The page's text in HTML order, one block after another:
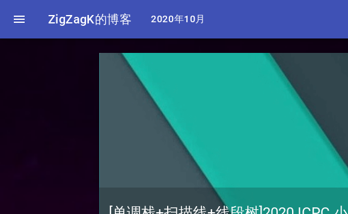
 ZigZagK的博客 2020年10月